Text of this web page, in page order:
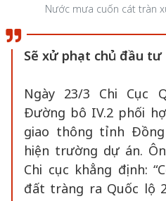
Nước mưa cuốn cát tràn
Sẽ xử phạt chủ đầu tư
Ngày 23/3 Chi Cục
Đường bô IV.2 phối
giao thông tỉnh
hiện trường dự án.
Chi cục khẳng định:
đất tràng ra Quốc lộ